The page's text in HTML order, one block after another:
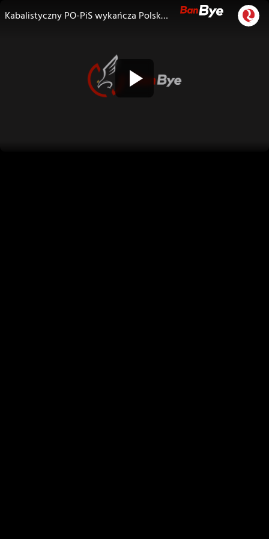
Kabalistyczny PO-PiS wykańcza Polskę! Kolejny pokaz masonerii na otwarciu zimowych igrzysk! B. Kopczyński i J. Gubalska!